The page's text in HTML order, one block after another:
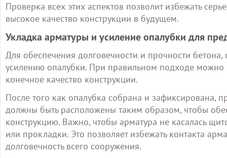
Проверка всех этих аспектов позволит избежать
высокое качество конструкции в будущем.
Укладка арматуры и усиление опалубки для
Для обеспечения долговечности и прочности
усилению опалубки. При правильном подходе можно
конечное качество конструкции.
После того как опалубка собрана и зафиксирована,
должны быть расположены таким образом, чтобы
конструкцию. Важно, чтобы арматура не касалась
или прокладки. Это позволяет избежать контакта
долговечность всего сооружения.